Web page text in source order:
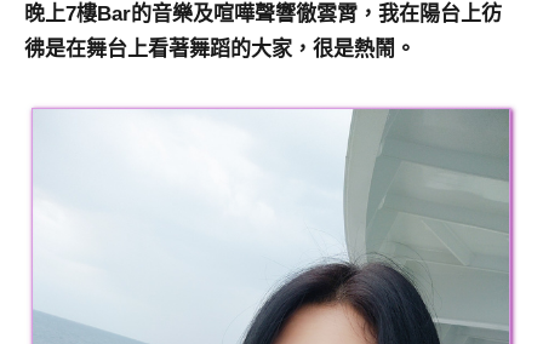
晚上7樓Bar的音樂及喧嘩聲響徹雲霄，我在陽台上彷
彿是在舞台上看著舞蹈的大家，很是熱鬧。